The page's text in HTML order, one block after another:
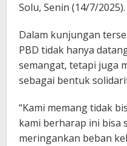
Solu, Senin (14/7/2025).
Dalam kunjungan
PBD tidak hanya
semangat, tetapi juga
sebagai bentuk
“Kami memang tidak
kami berharap ini bisa
meringankan beban